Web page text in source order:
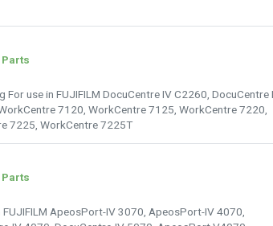
For use in FUJIFILM DocuCentre IV C2260, DocuCentre
7120, WorkCentre 7125, WorkCentre 7220,
7225, WorkCentre 7225T
FUJIFILM ApeosPort-IV 3070, ApeosPort-IV 4070,